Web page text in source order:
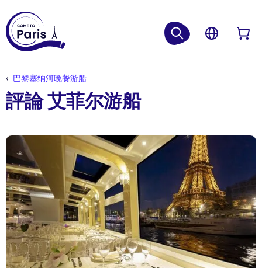
巴黎塞纳河晚餐游船
評論 艾菲尔游船